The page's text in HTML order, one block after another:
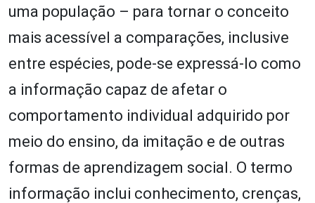
uma população – para tornar o conceito
mais acessível a comparações, inclusive
entre espécies, pode-se expressá-lo como
a informação capaz de afetar o
comportamento individual adquirido por
meio do ensino, da imitação e de outras
formas de aprendizagem social. O termo
informação inclui conhecimento, crenças,